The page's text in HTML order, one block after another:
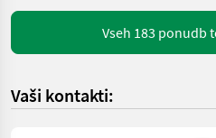
Vseh 183 ponudb
Vaši kontakti: